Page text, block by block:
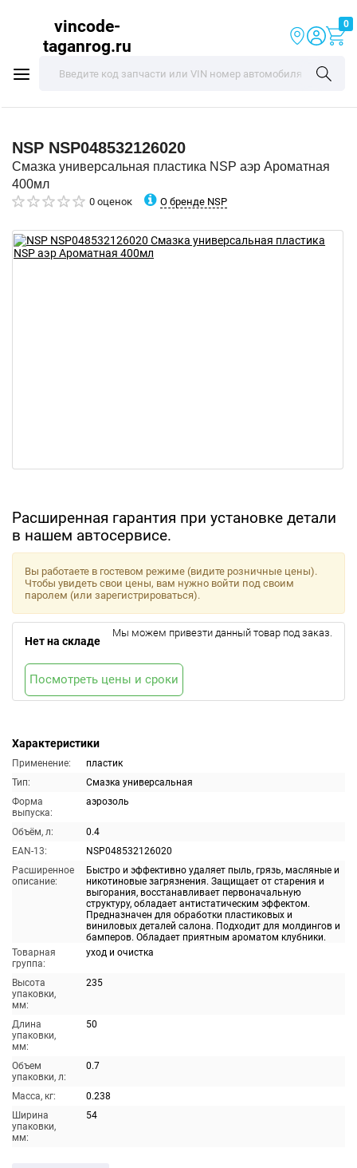
vincode-
taganrog.ru
0
NSP NSP048532126020
Смазка универсальная пластика NSP аэр Ароматная
400мл
0 оценок О бренде NSP
Расширенная гарантия при установке детали
в нашем автосервисе.
Характеристики
Применение:
пластик
Тип:
Смазка универсальная
Форма
выпуска:
аэрозоль
Объём, л:
0.4
EAN-13:
NSP048532126020
Расширенное
описание:
Быстро и эффективно удаляет пыль, грязь, масляные и
никотиновые загрязнения. Защищает от старения и
выгорания, восстанавливает первоначальную
структуру, обладает антистатическим эффектом.
Предназначен для обработки пластиковых и
виниловых деталей салона. Подходит для молдингов и
бамперов. Обладает приятным ароматом клубники.
Товарная
группа:
уход и очистка
Высота
упаковки,
мм:
235
Длина
упаковки,
мм:
50
Объем
упаковки, л:
0.7
Масса, кг:
0.238
Ширина
упаковки,
мм:
54
Вы работаете в гостевом режиме (видите розничные цены).
Чтобы увидеть свои цены, вам нужно войти под своим
паролем (или зарегистрироваться).
Нет на складе
Мы можем привезти данный товар под заказ.
Посмотреть цены и сроки